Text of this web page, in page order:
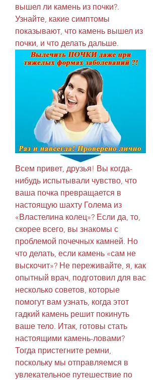
вышел ли камень из почки?.
Узнайте, какие симптомы
показывают, что камень вышел из
почки, и что делать дальше.
Всем привет, друзья! Вы когда-
нибудь испытывали чувство, что
ваша почка превращается в
настоящую шахту Голема из
«Властелина колец»? Если да, то,
скорее всего, вы знакомы с
проблемой почечных камней. Но
что делать, если камень «сам не
выскочит»? Не переживайте, я, как
опытный врач, подготовил для вас
несколько советов, которые
помогут вам узнать, когда этот
гадкий камень решит покинуть
ваше тело. Итак, готовы стать
настоящими камень-ловами?
Тогда пристегните ремни,
поскольку мы отправляемся в
увлекательное путешествие по